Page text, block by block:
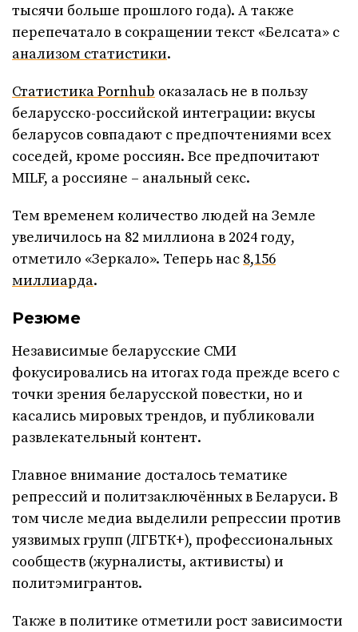
тысячи больше прошлого года). А также
перепечатало в сокращении текст «Белсата» с
анализом статистики.
Статистика Pornhub оказалась не в пользу
беларусско-российской интеграции: вкусы
беларусов совпадают с предпочтениями всех
соседей, кроме россиян. Все предпочитают
MILF, а россияне – анальный секс.
Тем временем количество людей на Земле
увеличилось на 82 миллиона в 2024 году,
отметило «Зеркало». Теперь нас 8,156
миллиарда.
Резюме
Независимые беларусские СМИ
фокусировались на итогах года прежде всего с
точки зрения беларусской повестки, но и
касались мировых трендов, и публиковали
развлекательный контент.
Главное внимание досталось тематике
репрессий и политзаключённых в Беларуси. В
том числе медиа выделили репрессии против
уязвимых групп (ЛГБТК+), профессиональных
сообществ (журналисты, активисты) и
политэмигрантов.
Также в политике отметили рост зависимости